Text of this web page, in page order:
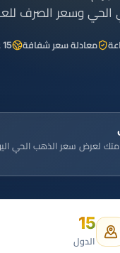
معادلة سعر شفافة 15 عملة محلية
لعرض سعر الذهب الحي
15
الدول